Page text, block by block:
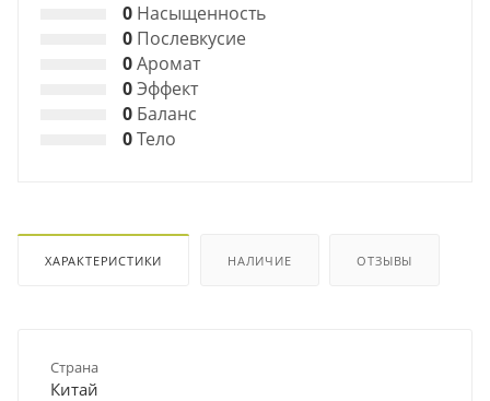
0 Насыщенность
0 Послевкусие
0Аромат
0Эффект
0 Баланс
0Тело
ХАРАКТЕРИСТИКИ НАЛИЧИЕ ОТЗЫВЫ
Страна
Китай